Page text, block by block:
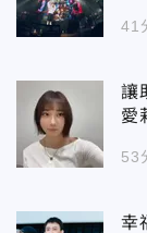
41
讓
愛
53
幸